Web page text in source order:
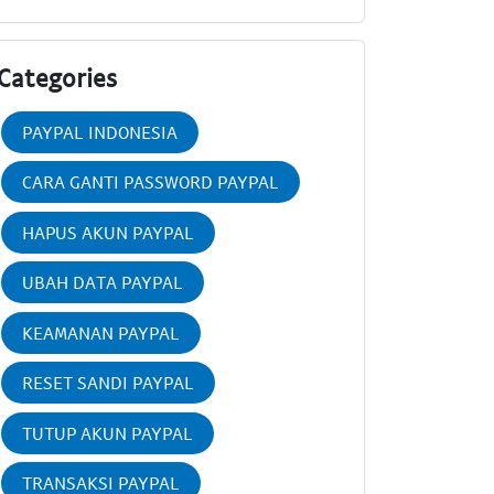
PAYPAL INDONESIA
CARA GANTI PASSWORD PAYPAL
HAPUS AKUN PAYPAL
UBAH DATA PAYPAL
KEAMANAN PAYPAL
RESET SANDI PAYPAL
TUTUP AKUN PAYPAL
TRANSAKSI PAYPAL